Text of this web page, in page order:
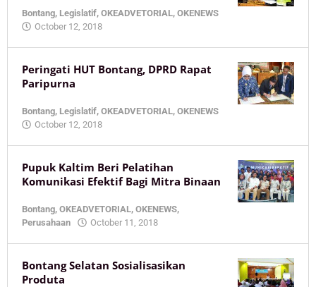
Bontang, Legislatif, OKEADVETORIAL, OKENEWS
October 12, 2018
Peringati HUT Bontang, DPRD Rapat
Paripurna
Bontang, Legislatif, OKEADVETORIAL, OKENEWS
October 12, 2018
Pupuk Kaltim Beri Pelatihan
Komunikasi Efektif Bagi Mitra Binaan
Bontang, OKEADVETORIAL, OKENEWS,
Perusahaan
October 11, 2018
Bontang Selatan Sosialisasikan
Produta